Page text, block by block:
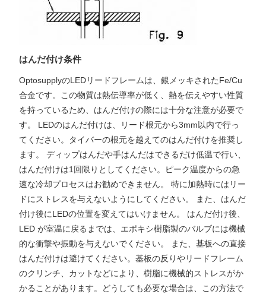
はんだ付け条件
OptosupplyのLEDリードフレームは、銀メッキされたFe/Cu
合金です。この物質は熱伝導率が低く、熱を伝えやすい性質
を持っているため、はんだ付けの際には十分な注意が必要で
す。 LEDのはんだ付けは、リード根元から3mm以内で行っ
てください。タイバーの根元を越えてのはんだ付けを推奨し
ます。 ディップはんだや手はんだはできるだけ低温で行い、
はんだ付けは1回限りとしてください。ピーク温度からの急
速な冷却プロセスはお勧めできません。 特に加熱時にはリー
ドにストレスを与えないようにしてください。 また、はんだ
付け後にLEDの位置を変えてはいけません。 はんだ付け後、
LED が室温に戻るまでは、エポキシ樹脂製のバルブには機械
的な衝撃や振動を与えないでください。 また、基板への直接
はんだ付けは避けてください。基板の反りやリードフレーム
のクリンチ、カットなどにより、樹脂に機械的ストレスがか
かることがあります。どうしても必要な場合は、この方法で